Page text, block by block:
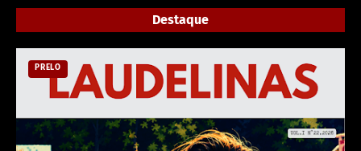
Destaque
PRELO